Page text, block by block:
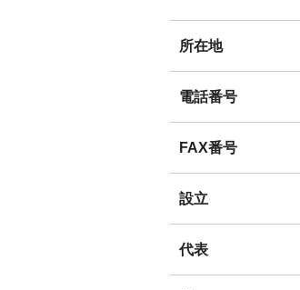
所在地
電話番号
FAX番号
設立
代表